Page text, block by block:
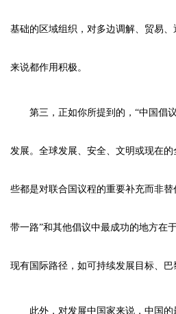
基础的区域组织，对多边调解、贸易
来说都作用积极。
第三，正如你所提到的，“中国倡
发展。全球发展、安全、文明或现在
些都是对联合国议程的重要补充而非
带一路”和其他倡议中最成功的地方在
现有国际路径，如可持续发展目标、巴
此外，对发展中国家来说，中国